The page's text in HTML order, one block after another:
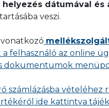
kell adni, valamint a
történő
kitöltése szükséges.
a mérőre.
bemutatása
FTSZV Kft. által kiállított
hozzájáruló nyilatkozat
helyezés dátumával
veszi.
a felhasználó az online
dokumentumok
számlázásba vételéhez
ide kattintva